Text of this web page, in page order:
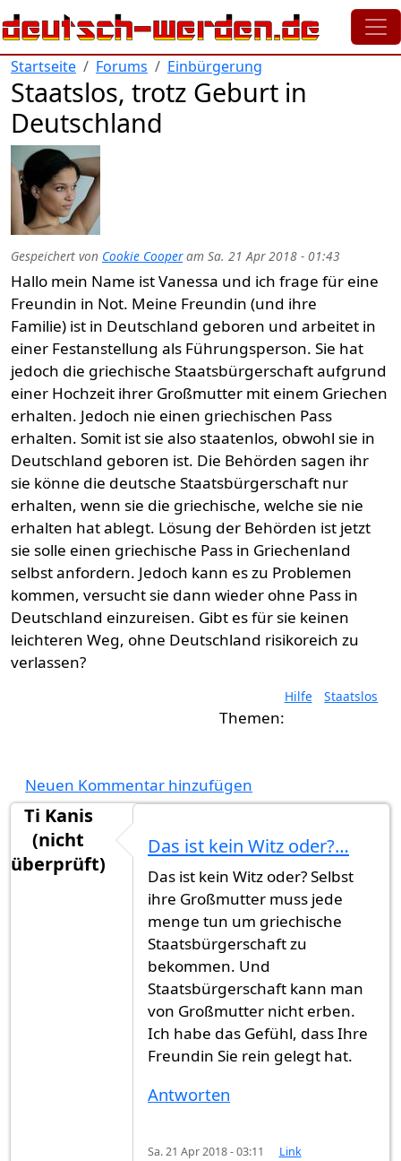
Direkt zum Inhalt
Startseite Forums Einbürgerung
Staatslos, trotz Geburt in
Deutschland
Gespeichert von Cookie Cooperam Sa. 21 Apr 2018 - 01:43
Hallo mein Name ist Vanessa und ich frage für eine
Freundin in Not. Meine Freundin (und ihre
Familie) ist in Deutschland geboren und arbeitet in
einer Festanstellung als Führungsperson. Sie hat
jedoch die griechische Staatsbürgerschaft aufgrund
einer Hochzeit ihrer Großmutter mit einem Griechen
erhalten. Jedoch nie einen griechischen Pass
erhalten. Somit ist sie also staatenlos, obwohl sie in
Deutschland geboren ist. Die Behörden sagen ihr
sie könne die deutsche Staatsbürgerschaft nur
erhalten, wenn sie die griechische, welche sie nie
erhalten hat ablegt. Lösung der Behörden ist jetzt
sie solle einen griechische Pass in Griechenland
selbst anfordern. Jedoch kann es zu Problemen
kommen, versucht sie dann wieder ohne Pass in
Deutschland einzureisen. Gibt es für sie keinen
leichteren Weg, ohne Deutschland risikoreich zu
verlassen?
Hilfe Staatslos
Neuen Kommentar hinzufügen
Ti Kanis
(nicht
überprüft)
Das ist kein Witz oder?…
Das ist kein Witz oder? Selbst
ihre Großmutter muss jede
menge tun um griechische
Staatsbürgerschaft zu
bekommen. Und
Staatsbürgerschaft kann man
von Großmutter nicht erben.
Ich habe das Gefühl, dass Ihre
Freundin Sie rein gelegt hat.
Antworten
Sa. 21 Apr 2018 - 03:11 Link